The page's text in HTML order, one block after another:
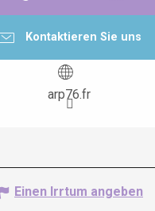
Kontaktieren Sie uns
arp76.fr
Einen Irrtum angeben